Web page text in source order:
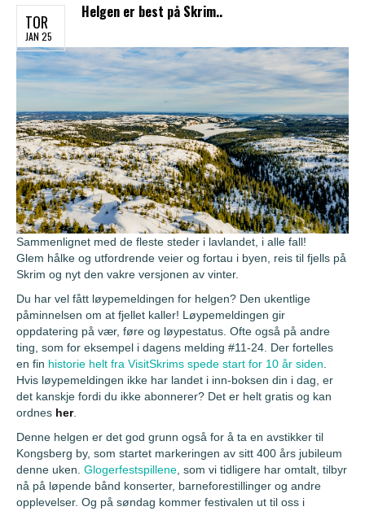
TOR
JAN 25
Helgen er best på Skrim..
Sammenlignet med de fleste steder i lavlandet, i alle fall!
Glem hålke og utfordrende veier og fortau i byen, reis til fjells på
Skrim og nyt den vakre versjonen av vinter.
Du har vel fått løypemeldingen for helgen? Den ukentlige
påminnelsen om at fjellet kaller! Løypemeldingen gir
oppdatering på vær, føre og løypestatus. Ofte også på andre
ting, som for eksempel i dagens melding #11-24. Der fortelles
en fin historie helt fra VisitSkrims spede start for 10 år siden
Hvis løypemeldingen ikke har landet i inn-boksen din i dag, er
det kanskje fordi du ikke abonnerer? Det er helt gratis og kan
ordnes her.
Denne helgen er det god grunn også for å ta en avstikker til
Kongsberg by, som startet markeringen av sitt 400 års jubileum
denne uken. Glogerfestspillene , som vi tidligere har omtalt, tilbyr
nå på løpende bånd konserter, barneforestillinger og andre
opplevelser. Og på søndag kommer festivalen ut til oss i